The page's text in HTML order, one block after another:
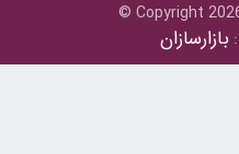
© Copyright
بازارسازان